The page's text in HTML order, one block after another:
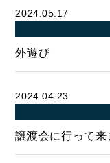
コンタ
096-
2024.05.17
外遊び
2024.04.23
譲渡会に行って